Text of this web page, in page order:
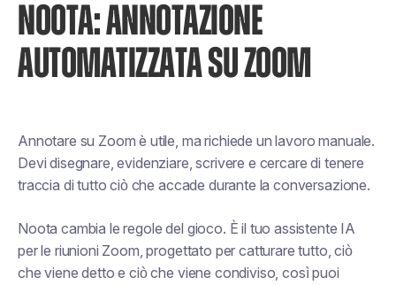
NOOTA: ANNOTAZIONE
AUTOMATIZZATA SU ZOOM
Annotare su Zoom è utile, ma richiede un lavoro manuale.
Devi disegnare, evidenziare, scrivere e cercare di tenere
traccia di tutto ciò che accade durante la conversazione.
Noota cambia le regole del gioco. È il tuo assistente IA
per le riunioni Zoom, progettato per catturare tutto, ciò
che viene detto e ciò che viene condiviso, così puoi